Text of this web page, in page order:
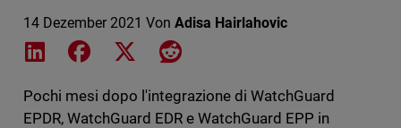
14 Dezember 2021 Von Adisa Hairlahovic
Share on LinkedIn
Share on Facebook
Share on XShare on Reddit
Pochi mesi dopo l'integrazione di WatchGuard
EPDR, WatchGuard EDR e WatchGuard EPP in